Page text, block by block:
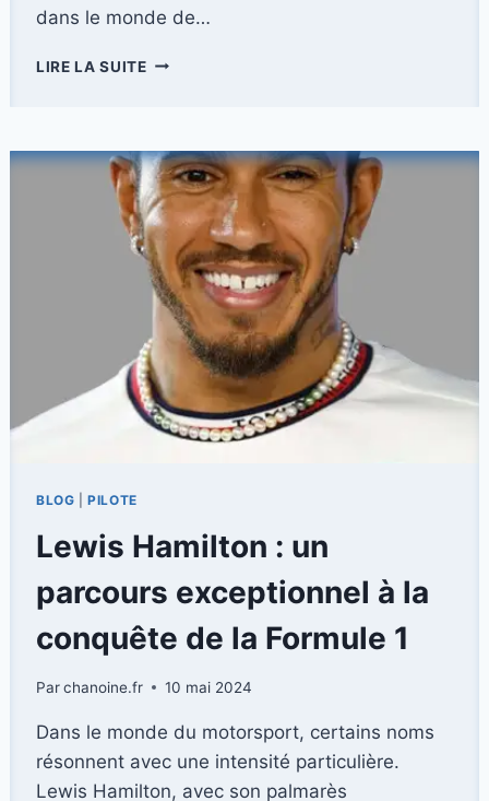
dans le monde de…
LIRE LA SUITEDIDIER
LÉGENDE
DU
VOLANT
À
REDÉCOUVRIR
BLOG |PILOTE
Lewis Hamilton : un
parcours exceptionnel à la
conquête de la Formule 1
Parchanoine.fr 10 mai 2024
Dans le monde du motorsport, certains noms
résonnent avec une intensité particulière.
Lewis Hamilton, avec son palmarès